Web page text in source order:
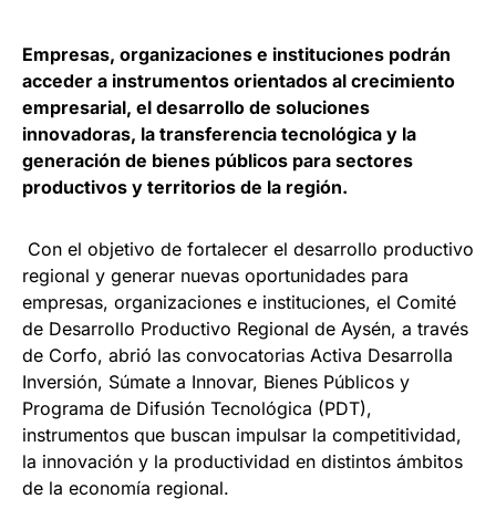
Empresas, organizaciones e instituciones podrán
acceder a instrumentos orientados al crecimiento
empresarial, el desarrollo de soluciones
innovadoras, la transferencia tecnológica y la
generación de bienes públicos para sectores
productivos y territorios de la región.
Con el objetivo de fortalecer el desarrollo productivo
regional y generar nuevas oportunidades para
empresas, organizaciones e instituciones, el Comité
de Desarrollo Productivo Regional de Aysén, a través
de Corfo, abrió las convocatorias Activa Desarrolla
Inversión, Súmate a Innovar, Bienes Públicos y
Programa de Difusión Tecnológica (PDT),
instrumentos que buscan impulsar la competitividad,
la innovación y la productividad en distintos ámbitos
de la economía regional.